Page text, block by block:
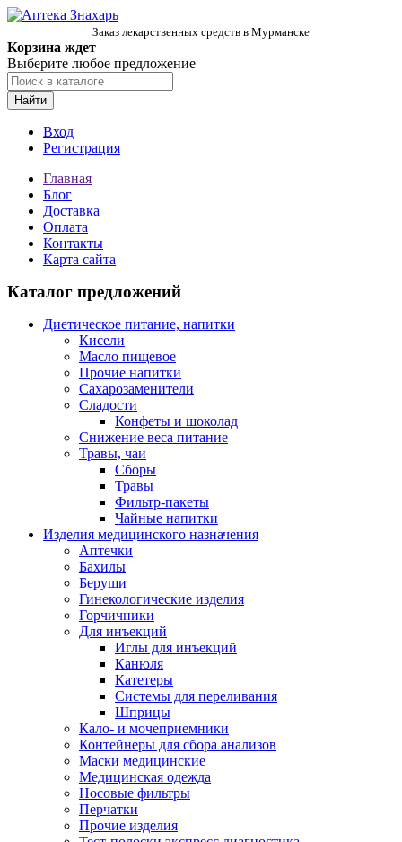
Заказ лекарственных средств в Мурманске
Корзина ждет
Выберите любое предложение
Найти
Вход
Регистрация
Главная
Блог
Доставка
Оплата
Контакты
Карта сайта
Каталог предложений
Диетическое питание, напитки
Кисели
Масло пищевое
Прочие напитки
Сахарозаменители
Сладости
Конфеты и шоколад
Снижение веса питание
Травы, чаи
Сборы
Травы
Фильтр-пакеты
Чайные напитки
Изделия медицинского назначения
Аптечки
Бахилы
Беруши
Гинекологические изделия
Горчичники
Для инъекций
Иглы для инъекций
Канюля
Катетеры
Системы для переливания
Шприцы
Кало- и мочеприемники
Контейнеры для сбора анализов
Маски медицинские
Медицинская одежда
Носовые фильтры
Перчатки
Прочие изделия